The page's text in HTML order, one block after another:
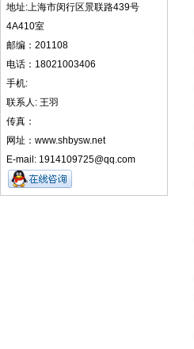
地址:上海市闵行区景联路439号
4A410室
邮编：201108
电话：18021003406
手机:
联系人: 王羽
传真：
网址：www.shbysw.net
E-mail: 1914109725@qq.com